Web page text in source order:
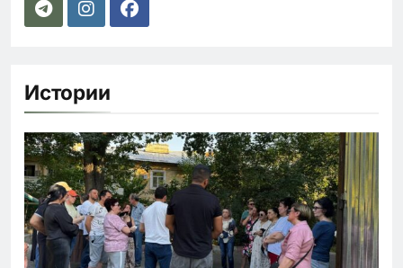
Истории